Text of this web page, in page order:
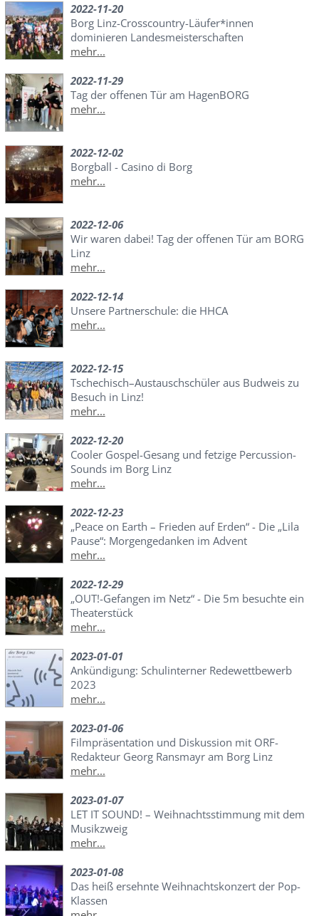
2022-11-20
Borg Linz-Crosscountry-Läufer*innen
dominieren Landesmeisterschaften
mehr...
2022-11-29
Tag der offenen Tür am HagenBORG
mehr...
2022-12-02
Borgball - Casino di Borg
mehr...
2022-12-06
Wir waren dabei! Tag der offenen Tür am BORG
Linz
mehr...
2022-12-14
Unsere Partnerschule: die HHCA
mehr...
2022-12-15
Tschechisch–Austauschschüler aus Budweis zu
Besuch in Linz!
mehr...
2022-12-20
Cooler Gospel-Gesang und fetzige Percussion-
Sounds im Borg Linz
mehr...
2022-12-23
„Peace on Earth – Frieden auf Erden“ - Die „Lila
Pause“: Morgengedanken im Advent
mehr...
2022-12-29
„OUT!-Gefangen im Netz“ - Die 5m besuchte ein
Theaterstück
mehr...
2023-01-01
Ankündigung: Schulinterner Redewettbewerb
2023
mehr...
2023-01-06
Filmpräsentation und Diskussion mit ORF-
Redakteur Georg Ransmayr am Borg Linz
mehr...
2023-01-07
LET IT SOUND! – Weihnachtsstimmung mit dem
Musikzweig
mehr...
2023-01-08
Das heiß ersehnte Weihnachtskonzert der Pop-
Klassen